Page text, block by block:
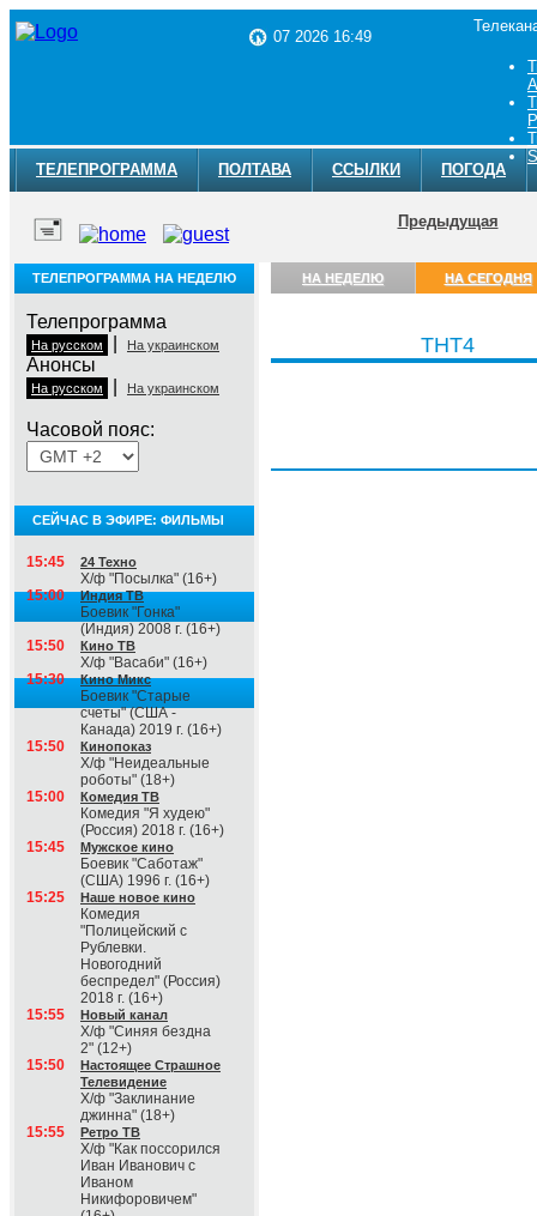
07 2026 16:49
ТЕЛЕПРОГРАММА ПОЛТАВА ССЫЛКИ ПОГОДА
Предыдущая
ТЕЛЕПРОГРАММА НА НЕДЕЛЮ
Телепрограмма
На русском На украинском
Анонсы
На русском На украинском
Часовой пояс:
СЕЙЧАС В ЭФИРЕ: ФИЛЬМЫ
15:45 24 Техно
Х/ф "Посылка" (16+)
15:00
Индия ТВ
Боевик "Гонка"
(Индия) 2008 г. (16+)
15:50
Кино ТВ
Х/ф "Васаби" (16+)
15:30
Кино Микс
Боевик "Старые
счеты" (США -
Канада) 2019 г. (16+)
15:50
Кинопоказ
Х/ф "Неидеальные
роботы" (18+)
15:00
Комедия ТВ
Комедия "Я худею"
(Россия) 2018 г. (16+)
15:45
Мужское кино
Боевик "Саботаж"
(США) 1996 г. (16+)
15:25
Наше новое кино
Комедия
"Полицейский с
Рублевки.
Новогодний
беспредел" (Россия)
2018 г. (16+)
15:55
Новый канал
Х/ф "Синяя бездна
2" (12+)
15:50
Настоящее Страшное
Телевидение
Х/ф "Заклинание
джинна" (18+)
15:55
Ретро ТВ
Х/ф "Как поссорился
Иван Иванович с
Иваном
Никифоровичем"
НА НЕДЕЛЮ НА СЕГОДНЯ
ТНТ4